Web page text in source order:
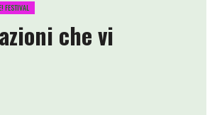
FESTIVAL
che vi